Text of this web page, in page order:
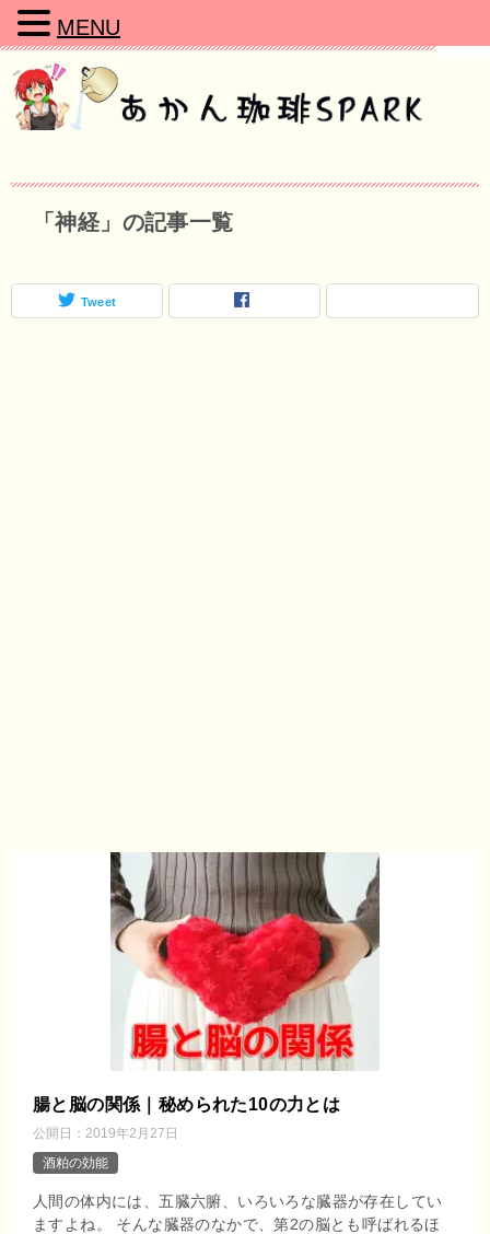
「神経」の記事一覧
Tweet
腸と脳の関係｜秘められた10の力とは
公開日： 2019年2月27日
酒粕の効能
人間の体内には、五臓六腑、いろいろな臓器が存在してい
ますよね。 そんな臓器のなかで、第2の脳とも呼ばれるほ
MENU